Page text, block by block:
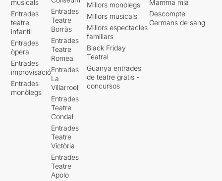
musicals
Entrades
teatre
infantil
Entrades
òpera
Entrades
improvisació
Entrades
monòlegs
Entrades
Teatre
Borràs
Entrades
Teatre
Romea
Entrades
La
Villarroel
Entrades
Teatre
Condal
Entrades
Teatre
Victòria
Entrades
Teatre
Apolo
Millors monòlegs
Millors musicals
Millors espectacles
familiars
Black Friday
Teatral
Guanya entrades
de teatre gratis -
concursos
Mamma mia
Descompte
Germans de sang